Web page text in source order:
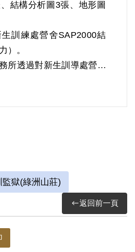
結構分析圖3張、地形圖
訓練處營舍SAP2000結
）。
所透過對新生訓導處營舍
分析，模擬繪製出新生訓
受難者陳孟和的回憶及專
三大隊展示區的重建扮演
灣遊藝設計公司於2001
整建綠島綠洲山莊(國防
獄)，過程中透過對政治受
綠島曾有過關押政治犯的
新生訓導處以多年失修
留下斷垣殘壁)，同時期
獄(綠洲山莊)
返回前一頁